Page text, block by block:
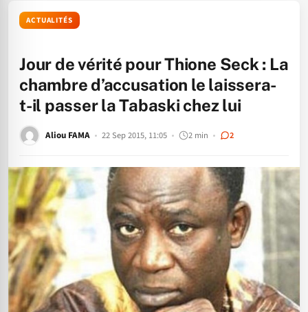
ACTUALITÉS
Jour de vérité pour Thione Seck : La
chambre d’accusation le laissera-
t-il passer la Tabaski chez lui
Aliou FAMA 22 Sep 2015, 11:05 2 min 2